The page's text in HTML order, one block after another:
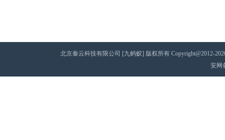
北京秦云科技有限公司 [九蚂蚁] 版权所有 Copyright@2012-
安网